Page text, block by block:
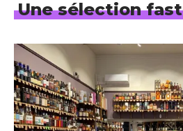
Une sélection